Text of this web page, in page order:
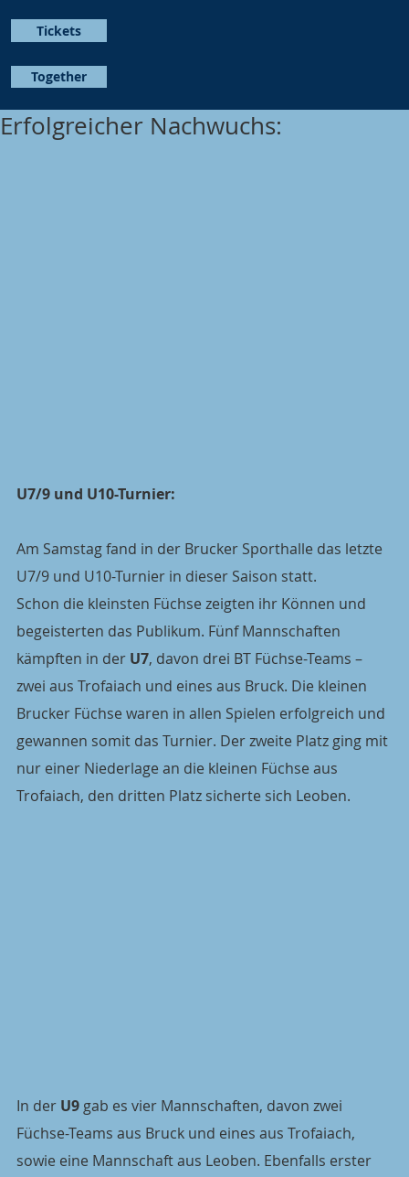
Together
Tickets
Erfolgreicher Nachwuchs:
U7/9 und U10-Turnier:
Am Samstag fand in der Brucker Sporthalle das letzte
U7/9 und U10-Turnier in dieser Saison statt.
Schon die kleinsten Füchse zeigten ihr Können und
begeisterten das Publikum. Fünf Mannschaften
kämpften in der U7, davon drei BT Füchse-Teams –
zwei aus Trofaiach und eines aus Bruck. Die kleinen
Brucker Füchse waren in allen Spielen erfolgreich und
gewannen somit das Turnier. Der zweite Platz ging mit
nur einer Niederlage an die kleinen Füchse aus
Trofaiach, den dritten Platz sicherte sich Leoben.
In der U9 gab es vier Mannschaften, davon zwei
Füchse-Teams aus Bruck und eines aus Trofaiach,
sowie eine Mannschaft aus Leoben. Ebenfalls erster